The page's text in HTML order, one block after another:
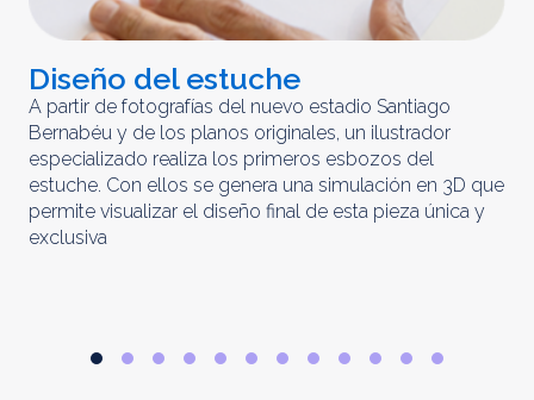
Diseño del estuche
A partir de fotografías del nuevo estadio Santiago
Bernabéu y de los planos originales, un ilustrador
especializado realiza los primeros esbozos del
estuche. Con ellos se genera una simulación en 3D que
permite visualizar el diseño final de esta pieza única y
exclusiva